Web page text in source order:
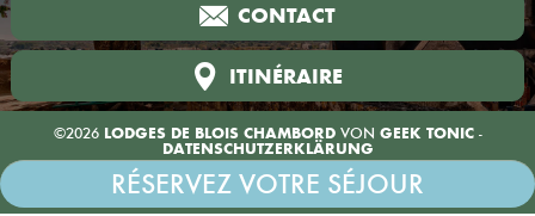
RÉSERVEZ VOTRE SÉJOUR
CONTACT
ITINÉRAIRE
©2026 LODGES DE BLOIS CHAMBORDVON GEEK TONIC-
DATENSCHUTZERKLÄRUNG